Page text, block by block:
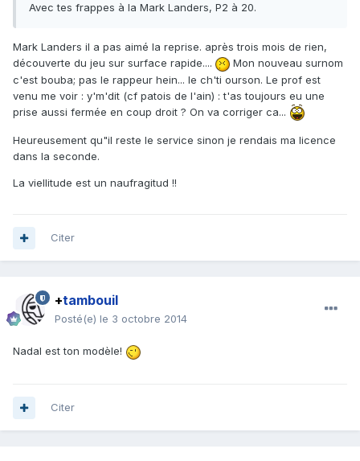
Avec tes frappes à la Mark Landers, P2 à 20.
Mark Landers il a pas aimé la reprise. après trois mois de rien,
découverte du jeu sur surface rapide....
Mon nouveau surnom
c'est bouba; pas le rappeur hein... le ch'ti ourson. Le prof est
venu me voir : y'm'dit (cf patois de l'ain) : t'as toujours eu une
prise aussi fermée en coup droit ? On va corriger ca...
Heureusement qu"il reste le service sinon je rendais ma licence
dans la seconde.
La viellitude est un naufragitud !!
Citer
+tambouil
Posté(e) le 3 octobre 2014
Nadal est ton modèle!
Citer